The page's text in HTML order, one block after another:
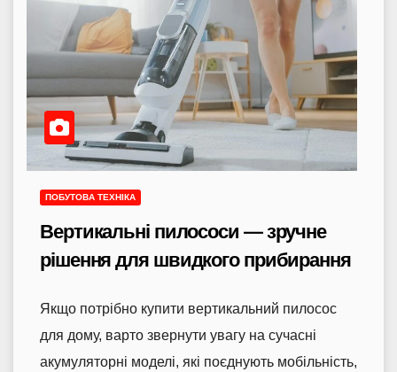
ПОБУТОВА ТЕХНІКА
Вертикальні пилососи — зручне
рішення для швидкого прибирання
Якщо потрібно купити вертикальний пилосос
для дому, варто звернути увагу на сучасні
акумуляторні моделі, які поєднують мобільність,